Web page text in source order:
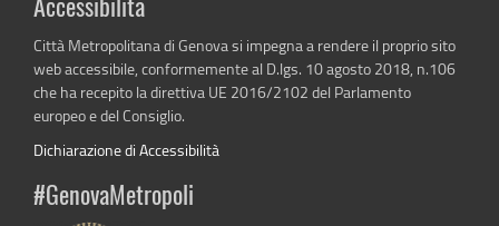
Accessibilità
Città Metropolitana di Genova si impegna a rendere il proprio sito
web accessibile, conformemente al D.lgs. 10 agosto 2018, n.106
che ha recepito la direttiva UE 2016/2102 del Parlamento
europeo e del Consiglio.
Dichiarazione di Accessibilità
#GenovaMetropoli